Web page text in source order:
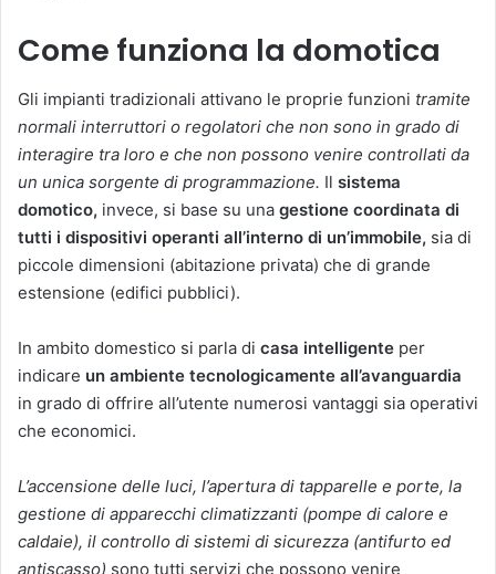
Come funziona la domotica
Gli impianti tradizionali attivano le proprie funzioni tramite
normali interruttori o regolatori che non sono in grado di
interagire tra loro e che non possono venire controllati da
un unica sorgente di programmazione. Il sistema
domotico, invece, si base su una gestione coordinata di
tutti i dispositivi operanti all’interno di un’immobile, sia di
piccole dimensioni (abitazione privata) che di grande
estensione (edifici pubblici).
In ambito domestico si parla di casa intelligente per
indicare un ambiente tecnologicamente all’avanguardia
in grado di offrire all’utente numerosi vantaggi sia operativi
che economici.
L’accensione delle luci, l’apertura di tapparelle e porte, la
gestione di apparecchi climatizzanti (pompe di calore e
caldaie), il controllo di sistemi di sicurezza (antifurto ed
antiscasso) sono tutti servizi che possono venire